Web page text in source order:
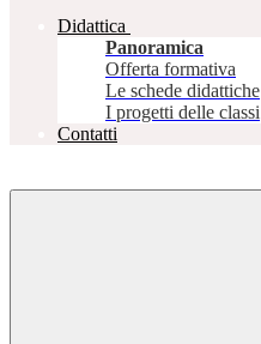
Didattica
Panoramica
Offerta formativa
Le schede didattiche
I progetti delle classi
Contatti